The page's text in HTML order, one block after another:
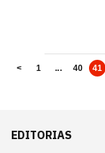
< 1 ... 40 41
EDITORIAS